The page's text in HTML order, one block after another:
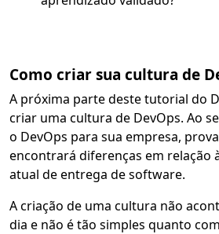
Como criar sua cultura de
A próxima parte deste tutorial do
criar uma cultura de DevOps. Ao
o DevOps para sua empresa,
encontrará diferenças em relação
atual de entrega de software.
A criação de uma cultura não
dia e não é tão simples quanto